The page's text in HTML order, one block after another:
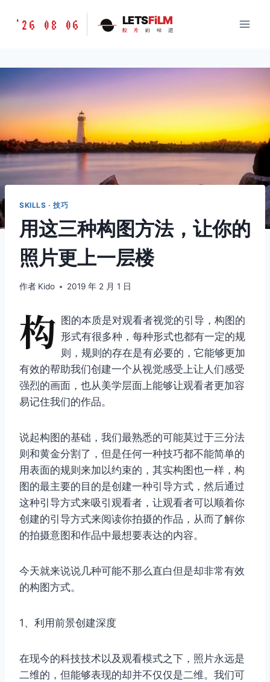
胶
味
道
LETSFILM
'26 08 06 LETSFiLM
胶 片 的 味 道
SKILLS · 技巧
用这三种构图方法，让你的
照片更上一层楼
作者 Kido 2019 年 2 月 1 日
构 图的本质是对观看者视觉的引导，构图的
形式有很多种，每种形式也都有一定的规
则，规则的存在是有必要的，它能够更加
有效的帮助我们创建一个从视觉感受上让人们感受
强烈的画面，也从美学层面上能够让观看者更加容
易记住我们的作品。
说起构图的基础，我们最熟悉的可能莫过于三分法
则和黄金分割了，但是任何一种技巧都不能简单的
用表面的规则来加以约束的，其实构图也一样，构
图的最主要的目的是创建一种引导方式，然后通过
这种引导方式来吸引观看者，让观看者可以顺着你
创建的引导方式来阅读你拍摄的作品，从而了解你
的拍摄意图和作品中最想要表达的内容。
今天就来说说几种可能不那么直白但是却非常有效
的构图方式。
1、利用前景创建深度
在现今的科技技术以及观看模式之下，照片永远是
二维的，但能够表现的却并不仅仅是二维。我们可